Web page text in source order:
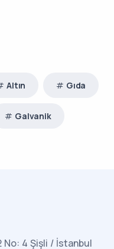
Altın Gıda
Galvanik
4 Şişli / İstanbul